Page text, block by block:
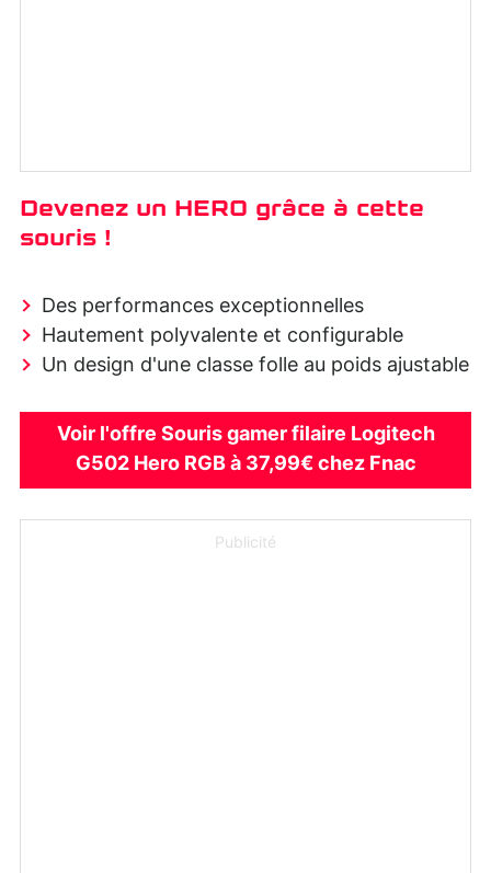
Devenez un HERO grâce à cette
souris !
Des performances exceptionnelles
Hautement polyvalente et configurable
Un design d'une classe folle au poids ajustable
Voir l'offre Souris gamer filaire Logitech
G502 Hero RGB à 37,99€ chez Fnac
Publicité